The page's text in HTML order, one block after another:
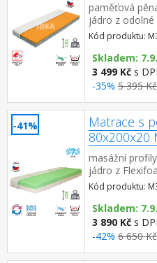
paměťová
jádro z odolné
vlastností a
pro všech...
Kód produktu:
Skladem:
3 499 Kč s
-35% 5 395
-41%
Matrace s
80x200x20
masážní
jádro z
7
(bílá) a mě...
Kód produktu:
Skladem:
3 890 Kč s
-42% 6 650